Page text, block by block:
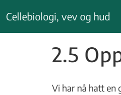
til
innhold
Cellebiologi, vev og hud
2.5
Vi har nå hatt en